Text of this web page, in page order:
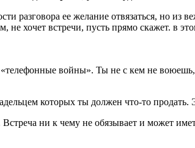
разговора ее желание отвязаться, но из
хочет встречи, пусть прямо скажет. в
войны». Ты не с кем не
которых ты должен что-то
ни к чему не обязывает и может